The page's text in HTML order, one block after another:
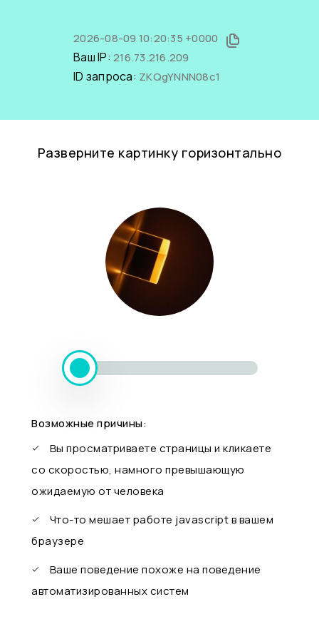
2026-08-09 10:20:35 +0000
Ваш IP: 216.73.216.209
ID запроса: ZKQgYNNN08c1
Разверните картинку горизонтально
Возможные причины:
Вы просматриваете страницы и кликаете
со скоростью, намного превышающую
ожидаемую от человека
Что-то мешает работе javascript в вашем
браузере
Ваше поведение похоже на поведение
автоматизированных систем